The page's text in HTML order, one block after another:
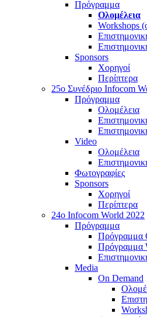
Πρόγραμμα
Ολομέλεια
Workshops
Sponsors
Χορηγοί
Περίπτερα
25o Συνέδριο Infocom
Πρόγραμμα
Ολομέλεια
Video
Ολομέλεια
Φωτογραφίες
Sponsors
Χορηγοί
Περίπτερα
24o Infocom World 2022
Πρόγραμμα
Πρόγραμμα
Πρόγραμμα
Media
On Demand